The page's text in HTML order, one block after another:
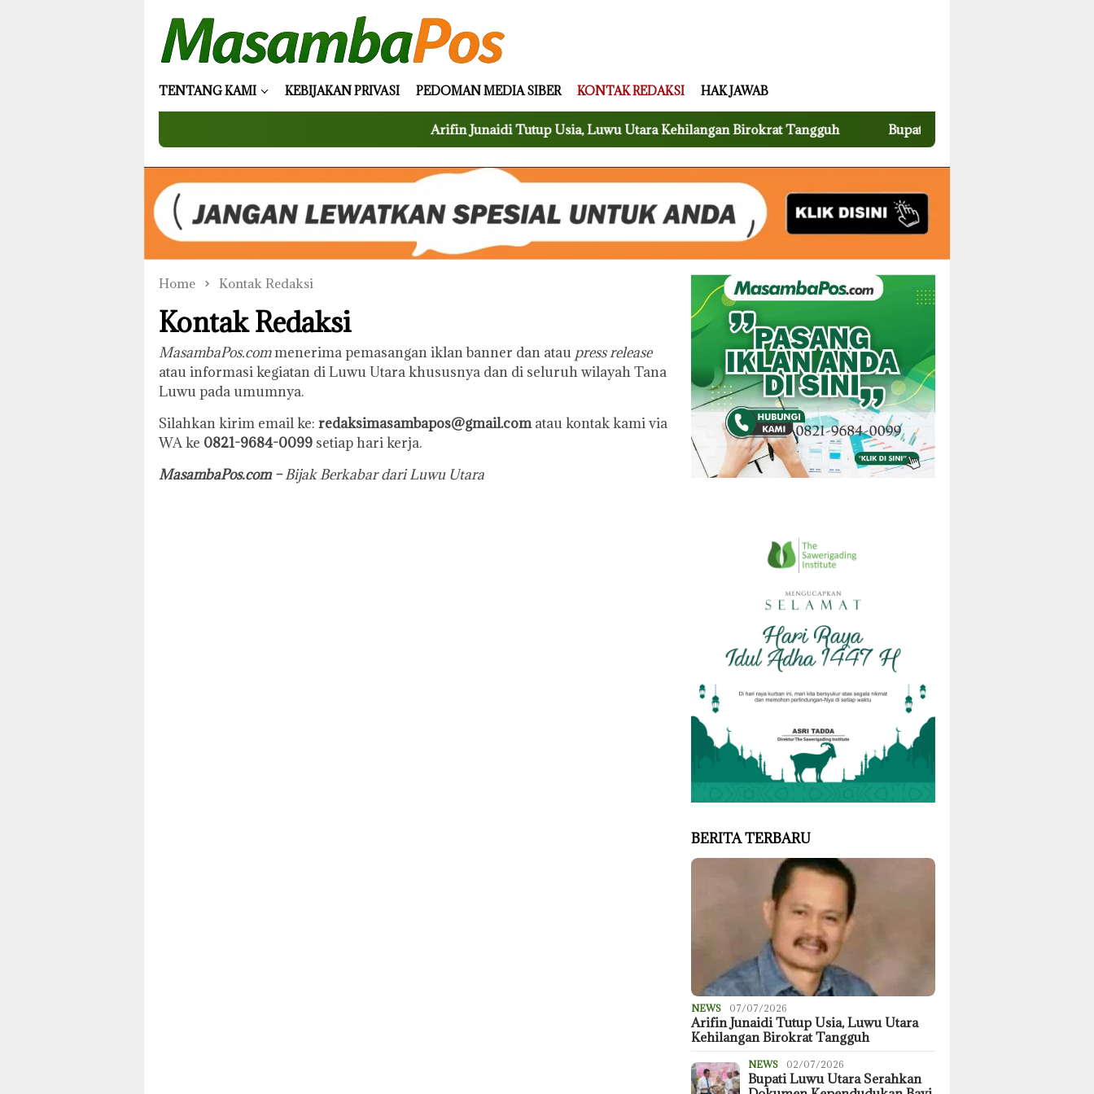
content
TENTANG KAMI KEBIJAKAN PRIVASI PEDOMAN MEDIA SIBER KONTAK REDAKSI HAK JAWAB
Arifin Junaidi Tutup Usia, Luwu Utara Kehilangan Birokrat Tangguh Bupati Luwu Utara Serahkan Dokumen
Home Kontak Redaksi
Kontak Redaksi
MasambaPos.commenerima pemasangan iklan banner dan atau press release
atau informasi kegiatan di Luwu Utara khususnya dan di seluruh wilayah Tana
Luwu pada umumnya.
Silahkan kirim email ke: redaksimasambapos@gmail.comatau kontak kami via
WA ke 0821-9684-0099 setiap hari kerja.
MasambaPos.com –Bijak Berkabar dari Luwu Utara
BERITA TERBARU
NEWS 07/07/2026
Arifin Junaidi Tutup Usia, Luwu Utara
Kehilangan Birokrat Tangguh
NEWS 02/07/2026
Bupati Luwu Utara Serahkan